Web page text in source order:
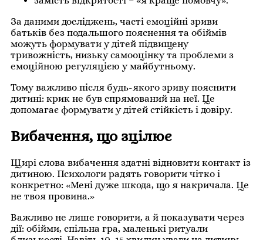
За даними досліджень, часті емоційні зриви
батьків без подальшого пояснення та обіймів
можуть формувати у дітей підвищену
тривожність, низьку самооцінку та проблеми з
емоційною регуляцією у майбутньому.
Тому важливо після будь-якого зриву пояснити
дитині: крик не був спрямований на неї. Це
допомагає формувати у дітей стійкість і довіру.
Вибачення, що зцілює
Щирі слова вибачення здатні відновити контакт із
дитиною. Психологи радять говорити чітко і
конкретно: «Мені дуже шкода, що я накричала. Це
не твоя провина.»
Важливо не лише говорити, а й показувати через
дії: обійми, спільна гра, маленькі ритуали